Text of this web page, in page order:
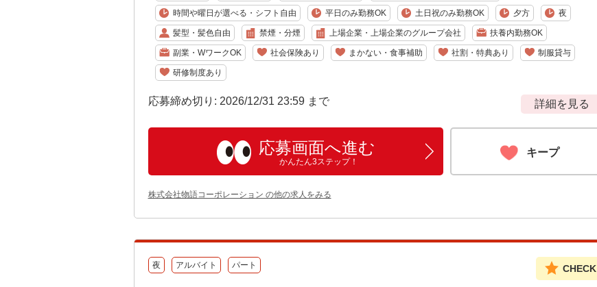
時間や曜日が選べる・シフト自由 平日のみ勤務OK 土日祝のみ勤務OK 夕方 夜
髪型・髪色自由 禁煙・分煙 上場企業・上場企業のグループ会社 扶養内勤務OK
副業・WワークOK 社会保険あり まかない・食事補助 社割・特典あり 制服貸与
研修制度あり
応募締め切り: 2026/12/31 23:59 まで 詳細を見る
応募画面へ進む
かんたん3ステップ！
キープ
株式会社物語コーポレーション の他の求人をみる
夜 アルバイト パート CHECK